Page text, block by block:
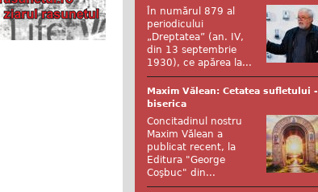
În numărul 879 al
periodicului
„Dreptatea” (an. IV,
din 13 septembrie
1930), ce apărea la...
Maxim Vălean: Cetatea sufletului -
biserica
Concitadinul nostru
Maxim Vălean a
publicat recent, la
Editura "George
Coşbuc" din...